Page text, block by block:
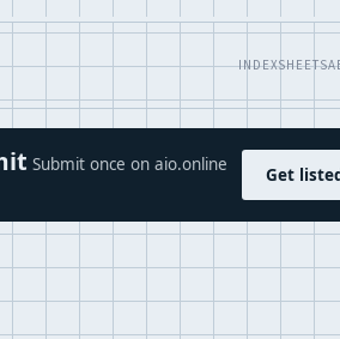
INDEXSHEETS
Submit once on aio.online
Get